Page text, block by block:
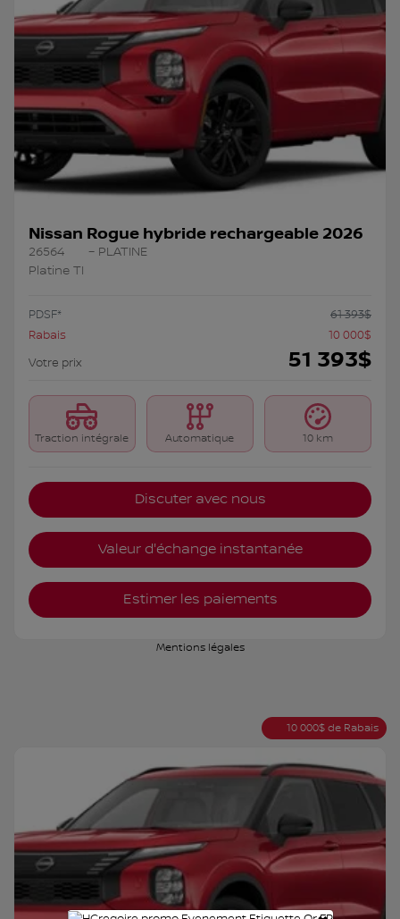
Nissan Rogue hybride rechargeable 2026
26564
– PLATINE
Platine TI
PDSF* 61 393$
Rabais
10 000$
Votre prix
51 393$
Traction intégrale Automatique 10 km
Discuter avec nous
Valeur d'échange instantanée
Estimer les paiements
Mentions légales
10 000$ de Rabais